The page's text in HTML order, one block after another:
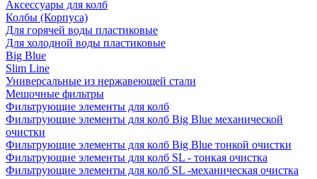
Аксессуары для колб
Колбы (Корпуса)
Для горячей воды пластиковые
Для холодной воды пластиковые
Big Blue
Slim Line
Универсальные из нержавеющей стали
Мешочные фильтры
Фильтрующие элементы для колб
Фильтрующие элементы для колб Big Blue механической
очистки
Фильтрующие элементы для колб Big Blue тонкой очистки
Фильтрующие элементы для колб SL - тонкая очистка
Фильтрующие элементы для колб SL -механическая очистка